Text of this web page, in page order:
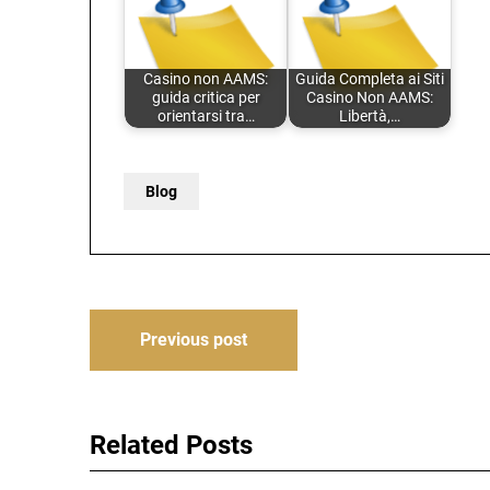
Casino non AAMS:
guida critica per
orientarsi tra…
Guida Completa ai Siti
Casino Non AAMS:
Libertà,…
Blog
PostPrevious post
Related Posts